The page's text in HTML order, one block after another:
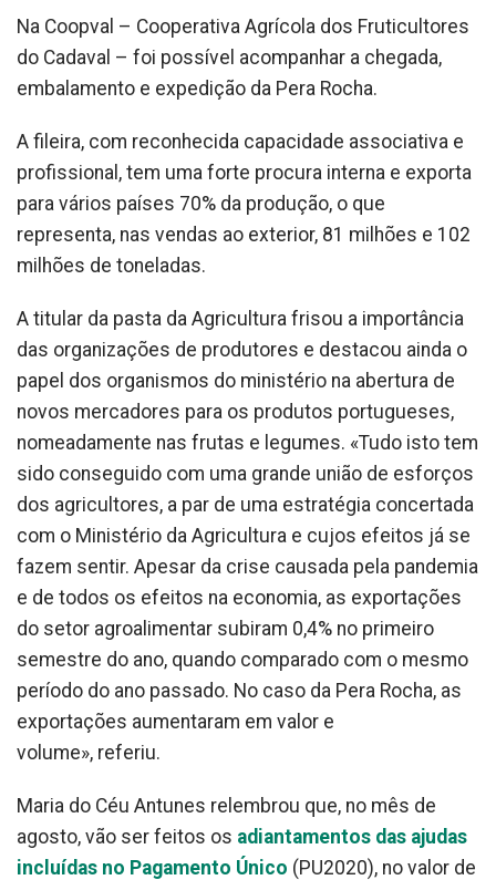
Na Coopval – Cooperativa Agrícola dos Fruticultores
do Cadaval – foi possível acompanhar a chegada,
embalamento e expedição da Pera Rocha.
A fileira, com reconhecida capacidade associativa e
profissional, tem uma forte procura interna e exporta
para vários países 70% da produção, o que
representa, nas vendas ao exterior, 81 milhões e 102
milhões de toneladas.
A titular da pasta da Agricultura frisou a importância
das organizações de produtores e destacou ainda o
papel dos organismos do ministério na abertura de
novos mercadores para os produtos portugueses,
nomeadamente nas frutas e legumes. «Tudo isto tem
sido conseguido com uma grande união de esforços
dos agricultores, a par de uma estratégia concertada
com o Ministério da Agricultura e cujos efeitos já se
fazem sentir. Apesar da crise causada pela pandemia
e de todos os efeitos na economia, as exportações
do setor agroalimentar subiram 0,4% no primeiro
semestre do ano, quando comparado com o mesmo
período do ano passado. No caso da Pera Rocha, as
exportações aumentaram em valor e
volume», referiu.
Maria do Céu Antunes relembrou que, no mês de
agosto, vão ser feitos os adiantamentos das ajudas
incluídas no Pagamento Único (PU2020), no valor de